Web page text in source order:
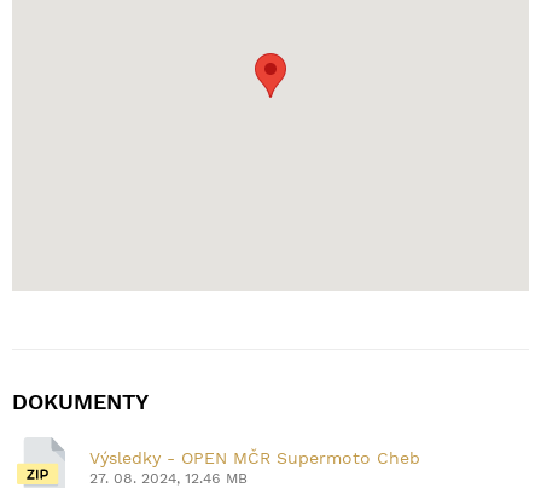
DOKUMENTY
Výsledky - OPEN MČR Supermoto Cheb
27. 08. 2024, 12.46 MB